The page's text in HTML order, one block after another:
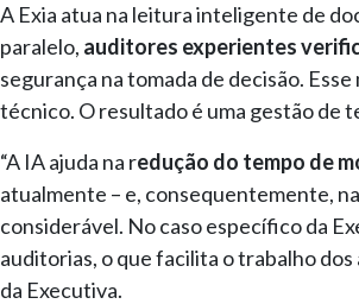
A Exia atua na leitura inteligente de
paralelo, auditores experientes
segurança na tomada de decisão.
técnico. O resultado é uma gestão de
“A IA ajuda na redução do tempo de
atualmente – e, consequentemente, na
considerável. No caso específico da
auditorias, o que facilita o trabalho
da Executiva.